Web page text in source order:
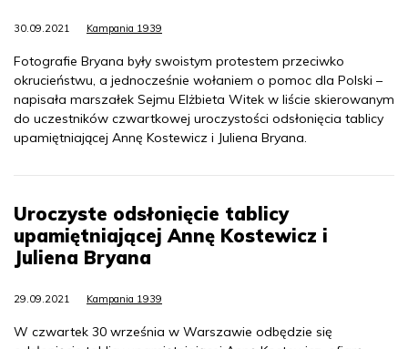
30.09.2021 Kampania 1939
Fotografie Bryana były swoistym protestem przeciwko
okrucieństwu, a jednocześnie wołaniem o pomoc dla Polski –
napisała marszałek Sejmu Elżbieta Witek w liście skierowanym
do uczestników czwartkowej uroczystości odsłonięcia tablicy
upamiętniającej Annę Kostewicz i Juliena Bryana.
Uroczyste odsłonięcie tablicy
upamiętniającej Annę Kostewicz i
Juliena Bryana
29.09.2021 Kampania 1939
W czwartek 30 września w Warszawie odbędzie się